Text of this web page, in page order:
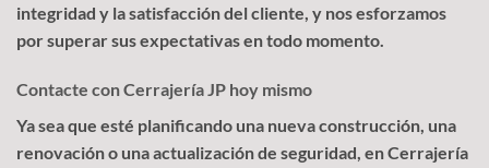
integridad y la satisfacción del cliente, y nos esforzamos
por superar sus expectativas en todo momento.
Contacte con Cerrajería JP hoy mismo
Ya sea que esté planificando una nueva construcción, una
renovación o una actualización de seguridad, en Cerrajería